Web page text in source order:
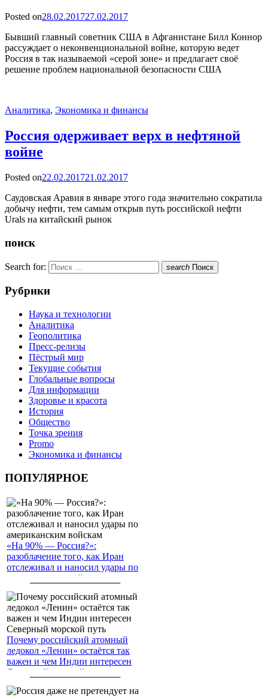
Posted on28.02.201727.02.2017
Бывший главный советник США в Афганистане Билл Коннор
рассуждает о неконвенциональной войне, которую ведет
Россия в так называемой «серой зоне» и предлагает своё
решение проблем национальной безопасности США
Аналитика, Экономика и финансы
Россия одерживает верх в нефтяной
войне
Posted on22.02.201721.02.2017
Саудовская Аравия в январе этого года значительно сократила
добычу нефти, тем самым открыв путь российской нефти
Urals на китайский рынок
поиск
Search for: search Поиск
Рубрики
Наука и технологии
Аналитика
Геополитика
Пресс-релизы
Пёстрый мир
Текущие события
Глобальные вопросы
Для информации
Здоровье и красота
История
Общество
Точка зрения
Promo
Экономика и финансы
ПОПУЛЯРНОЕ
«На 90% — Россия?»:
разоблачение того, как Иран
отслеживал и наносил удары по
американским войскам
Почему российский атомный
ледокол «Ленин» остаётся так
важен и чем Индии интересен
Северный морской путь